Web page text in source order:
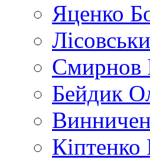
Яценко
Смирнов
Бейдик
Кіптенко